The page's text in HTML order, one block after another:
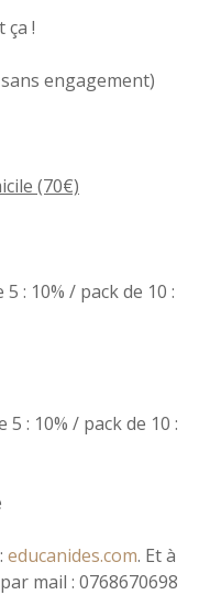
ça !
engagement)
(70€)
: 10% / pack de 10 :
5 : 10% / pack de 10 :
educanides.com. Et à
mail : 0768670698